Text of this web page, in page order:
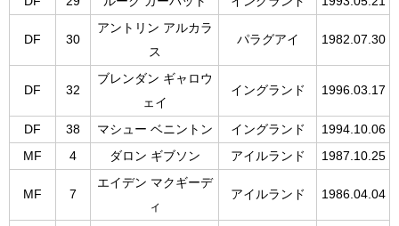
DF 30
アントリン アルカラ
ス
パラグアイ 1982.07.30
DF 32
ブレンダン ギャロウ
ェイ
イングランド 1996.03.17
DF 38 マシュー ベニントン イングランド
1994.10.06
MF
4 ダロン ギブソン アイルランド 1987.10.25
MF 7
エイデン マクギーデ
ィ
アイルランド 1986.04.04